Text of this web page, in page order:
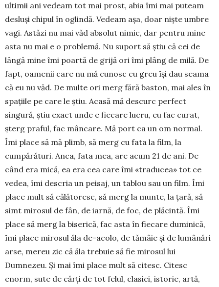
ultimii ani vedeam tot mai prost, abia îmi mai puteam
desluși chipul în oglindă. Vedeam așa, doar niște umbre
vagi. As­tăzi nu mai văd absolut nimic, dar pentru mine
asta nu mai e o problemă. Nu suport să știu că cei de
lângă mine îmi poartă de grijă ori îmi plâng de milă. De
fapt, oamenii care nu mă cunosc cu greu își dau seama
că eu nu văd. De multe ori merg fără baston, mai ales în
spațiile pe care le știu. Acasă mă descurc per­fect
singură, știu exact unde e fiecare lucru, eu fac curat,
șterg praful, fac mâncare. Mă port ca un om normal.
Îmi place să mă plimb, să merg cu fata la film, la
cumpărături. Anca, fata mea, are acum 21 de ani. De
când era mică, ea era cea care îmi «tra­ducea» tot ce
vedea, îmi descria un peisaj, un tablou sau un film. Îmi
place mult să că­lătoresc, să merg la munte, la țară, să
simt mi­rosul de fân, de iarnă, de foc, de plăcintă. Îmi
place să merg la biserică, fac asta în fiecare duminică,
îmi place mirosul ăla de-acolo, de tămâie și de lu­mânări
arse, mereu zic că ăla trebuie să fie mirosul lui
Dumnezeu. Și mai îmi place mult să citesc. Ci­tesc
enorm, sute de cărți de tot felul, clasici, istorie, artă,